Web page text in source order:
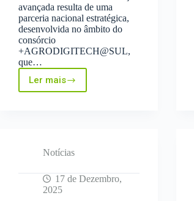
avançada resulta de uma
parceria nacional estratégica,
desenvolvida no âmbito do
consórcio
+AGRODIGITECH@SUL,
que…
Ler maisCandidaturas
Abertas
Tecnologias
e
Ambientais
nas
Notícias
17 de Dezembro,
2025